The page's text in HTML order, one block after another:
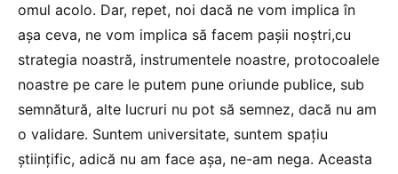
omul acolo. Dar, repet, noi dacă ne vom implica în
așa ceva, ne vom implica să facem pașii noștri,cu
strategia noastră, instrumentele noastre, protocoalele
noastre pe care le putem pune oriunde publice, sub
semnătură, alte lucruri nu pot să semnez, dacă nu am
o validare. Suntem universitate, suntem spațiu
științific, adică nu am face așa, ne-am nega. Aceasta